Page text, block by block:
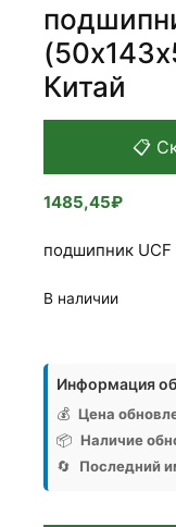
Китай
📋
1485,45₽
подшипник UCF
В наличии
товара
подшипник
UCF
210
(50х143х54.6),
Аналог,
Информация
💰 Цена
📦 Наличие
🔄
Последний